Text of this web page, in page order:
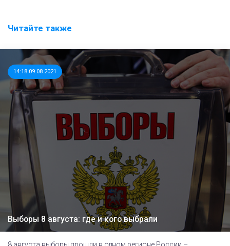
Читайте также
14:18 09.08.2021
Выборы 8 августа: где и кого выбрали